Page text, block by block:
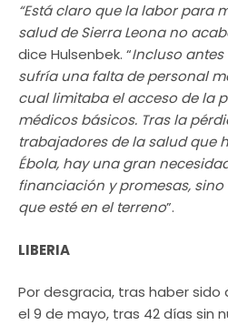
“Está claro que la labor para
salud de Sierra Leona no
dice Hulsenbek. “Incluso antes
sufría una falta de personal
cual limitaba el acceso de la
médicos básicos. Tras la
trabajadores de la salud que
Ébola, hay una gran
financiación y promesas,
que esté en el terreno”.
LIBERIA
Por desgracia, tras haber sido
el 9 de mayo, tras 42 días sin